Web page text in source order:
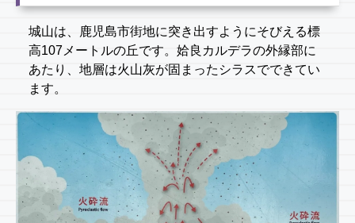
城山は、鹿児島市街地に突き出すようにそびえる標
高107メートルの丘です。姶良カルデラの外縁部に
あたり、地層は火山灰が固まったシラスでできてい
ます。